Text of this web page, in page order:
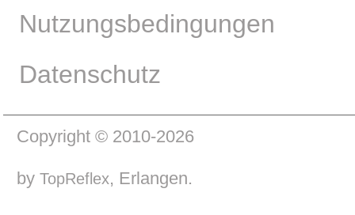
Nutzungsbedingungen
Datenschutz
Copyright © 2010-2026
by TopReflex, Erlangen.